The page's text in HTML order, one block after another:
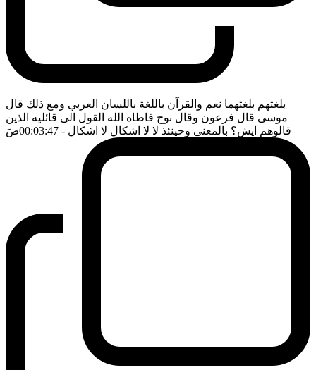
بلغتهم بلغتهما نعم والقرآن باللغة باللسان العربي ومع ذلك قال
موسى قال فرعون وقال نوح فاظاه الله القول الى قائليه الذين
قالوهم ايش؟ بالمعنى وحينئذ لا لا اشكال لا اشكال - 00:03:47 ضَ